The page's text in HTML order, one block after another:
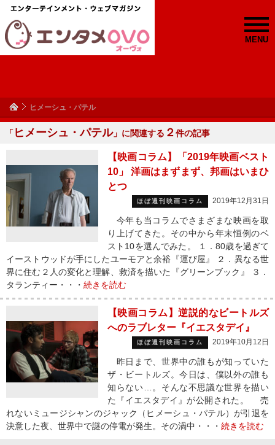
MENU
ヒメーシュ・パテル
「 ヒメーシュ・パテル」に関連する ２件の記事
【映画コラム】「2019年映画ベスト
10」 洋画はまずまず、邦画はいまひ
とつ
ほぼ週刊映画コラム 2019年12月31日
今年も当コラムでさまざまな映画を取
り上げてきた。その中から年末恒例のベ
スト10を選んでみた。 １．80歳を過ぎて
イーストウッドが手にしたユーモアと余裕『運び屋』 ２．異なる世
界に住む２人の変化と理解、救済を描いた『グリーンブック』 ３．
タランティー・・・ 続きを読む
【映画コラム】逆説的なビートルズ
へのラブレター『イエスタデイ』
ほぼ週刊映画コラム 2019年10月12日
昨日まで、世界中の誰もが知っていた
ザ・ビートルズ。今日は、僕以外の誰も
知らない…。そんな不思議な世界を描い
た『イエスタデイ』が公開された。 売
れないミュージシャンのジャック（ヒメーシュ・パテル）が引退を
決意した夜、世界中で謎の停電が発生。その渦中・・・ 続きを読む